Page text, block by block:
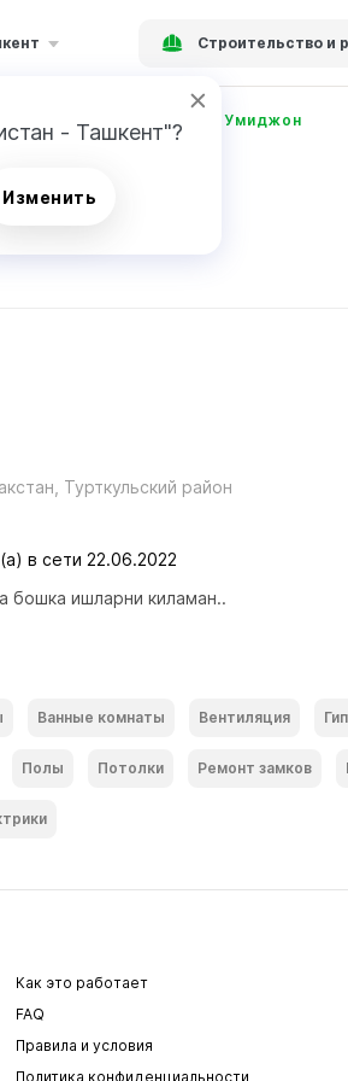
Строительство и
- Ташкент"?
Изменить
и ремонт Рузимов Умиджон
Турткульский район
в сети 22.06.2022
бошка ишларни киламан..
Ванные комнаты Вентиляция
Полы Потолки Ремонт замков
Как это работает
FAQ
Правила и условия
Политика конфиденциальности